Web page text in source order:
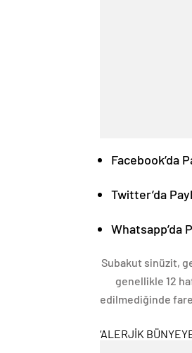
Facebook’da
Twitter’da
Whatsapp’da
Subakut sinüzit,
genellikle 12
edilmediğinde
‘ALERJİK